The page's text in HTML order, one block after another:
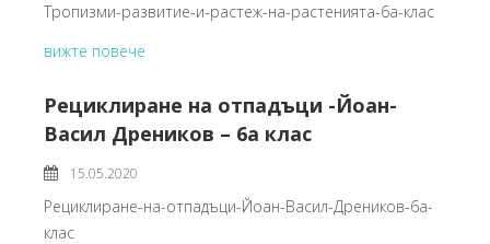
Тропизми-развитие-и-растеж-на-растенията-6а-клас
вижте повече
Рециклиране на отпадъци -Йоан-
Васил Дреников – 6а клас
15.05.2020
Рециклиране-на-отпадъци-Йоан-Васил-Дреников-6а-
клас